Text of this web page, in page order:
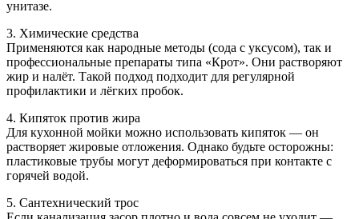
унитазе.
3. Химические средства
Применяются как народные методы (сода с уксусом), так и
профессиональные препараты типа «Крот». Они растворяют
жир и налёт. Такой подход подходит для регулярной
профилактики и лёгких пробок.
4. Кипяток против жира
Для кухонной мойки можно использовать кипяток — он
растворяет жировые отложения. Однако будьте осторожны:
пластиковые трубы могут деформироваться при контакте с
горячей водой.
5. Сантехнический трос